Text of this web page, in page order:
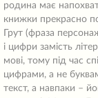
родина має
книжки прекрасно
Грут (фраза
і цифри замість
мові, тому під час
цифрами, а не
текст, а навпаки –